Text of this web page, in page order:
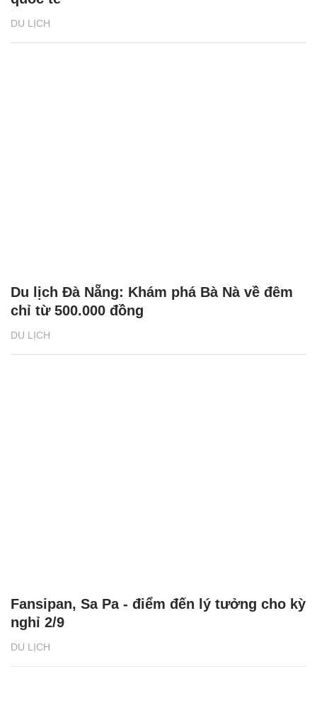
DU LỊCH
DU LỊCH
Du lịch Đà Nẵng: Khám phá Bà Nà về đêm
chỉ từ 500.000 đồng
DU LỊCH
Fansipan, Sa Pa - điểm đến lý tưởng cho kỳ
nghỉ 2/9